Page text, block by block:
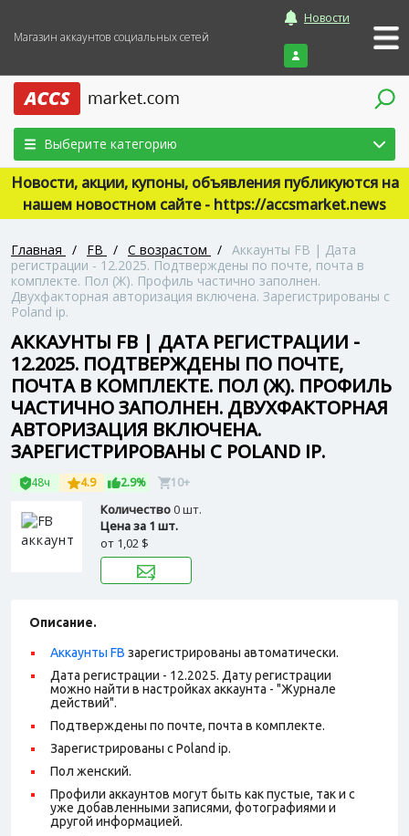
Магазин аккаунтов социальных сетей
Новости
Войти
Выберите категорию
Новости, акции, купоны, объявления публикуются на
нашем новостном сайте - https://accsmarket.news
Главная / FB / С возрастом / Аккаунты FB | Дата
регистрации - 12.2025. Подтверждены по почте, почта в
комплекте. Пол (Ж). Профиль частично заполнен.
Двухфакторная авторизация включена. Зарегистрированы с
Poland ip.
АККАУНТЫ FB | ДАТА РЕГИСТРАЦИИ -
12.2025. ПОДТВЕРЖДЕНЫ ПО ПОЧТЕ,
ПОЧТА В КОМПЛЕКТЕ. ПОЛ (Ж). ПРОФИЛЬ
ЧАСТИЧНО ЗАПОЛНЕН. ДВУХФАКТОРНАЯ
АВТОРИЗАЦИЯ ВКЛЮЧЕНА.
ЗАРЕГИСТРИРОВАНЫ С POLAND IP.
48ч 4.9 2.9% 10+
Количество0 шт.
Цена за 1 шт.
от 1,02 $
Описание.
Аккаунты FB зарегистрированы автоматически.
Дата регистрации - 12.2025. Дату регистрации
можно найти в настройках аккаунта - "Журнале
действий".
Подтверждены по почте, почта в комплекте.
Зарегистрированы с Poland ip.
Пол женский.
Профили аккаунтов могут быть как пустые, так и с
уже добавленными записями, фотографиями и
другой информацией.